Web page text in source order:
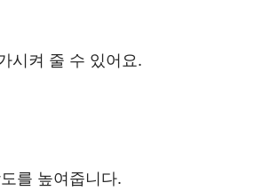
시켜 줄 수 있어요.
를 높여줍니다.